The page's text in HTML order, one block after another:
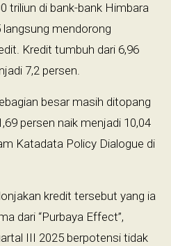
triliun di bank-bank Himbara
mendorong
Kredit tumbuh dari 6,96
7,2 persen.
besar masih ditopang
persen naik menjadi 10,04
Katadata Policy Dialogue di
kredit tersebut yang ia
dari “Purbaya Effect”,
III 2025 berpotensi tidak